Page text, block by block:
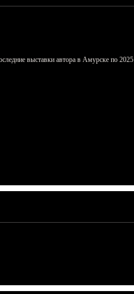
выставки автора в Амурске по 2025